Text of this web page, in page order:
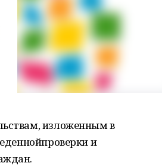
изложенным в
и